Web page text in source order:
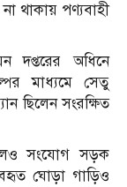
থাকায় পণ্যবাহী
দপ্তরের অধিনে
মাধ্যমে সেতু
ছিলেন সংরক্ষিত
সংযোগ সড়ক
ঘোড়া গাড়িও